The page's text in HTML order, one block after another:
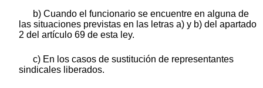
b) Cuando el funcionario se encuentre en alguna de
las situaciones previstas en las letras a) y b) del apartado
2 del artículo 69 de esta ley.
c) En los casos de sustitución de representantes
sindicales liberados.